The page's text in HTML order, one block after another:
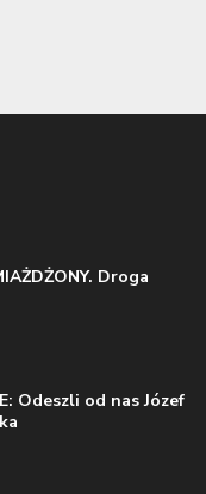
Droga
Odeszli od nas Józef